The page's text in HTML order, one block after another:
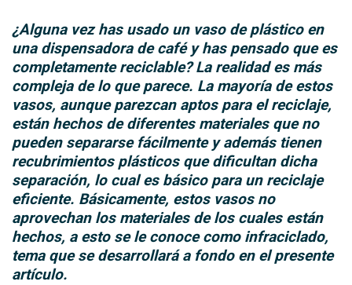
¿Alguna vez has usado un vaso de plástico en
una dispensadora de café y has pensado que es
completamente reciclable? La realidad es más
compleja de lo que parece. La mayoría de estos
vasos, aunque parezcan aptos para el reciclaje,
están hechos de diferentes materiales que no
pueden separarse fácilmente y además tienen
recubrimientos plásticos que dificultan dicha
separación, lo cual es básico para un reciclaje
eficiente. Básicamente, estos vasos no
aprovechan los materiales de los cuales están
hechos, a esto se le conoce como infraciclado,
tema que se desarrollará a fondo en el presente
artículo.